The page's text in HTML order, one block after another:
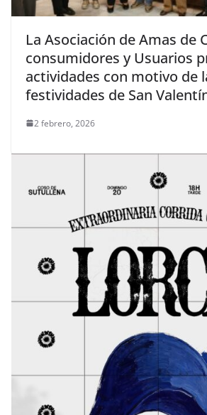
La Asociación de Amas de
consumidores y Usuarios
actividades con motivo de
festividades de San
2 febrero, 2026